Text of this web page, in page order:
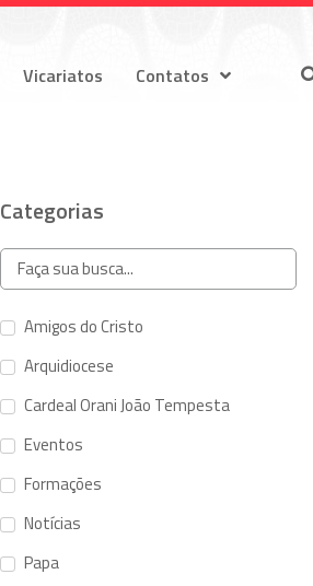
Vicariatos Contatos
Categorias
Amigos do Cristo
Arquidiocese
Cardeal Orani João Tempesta
Eventos
Formações
Notícias
Papa